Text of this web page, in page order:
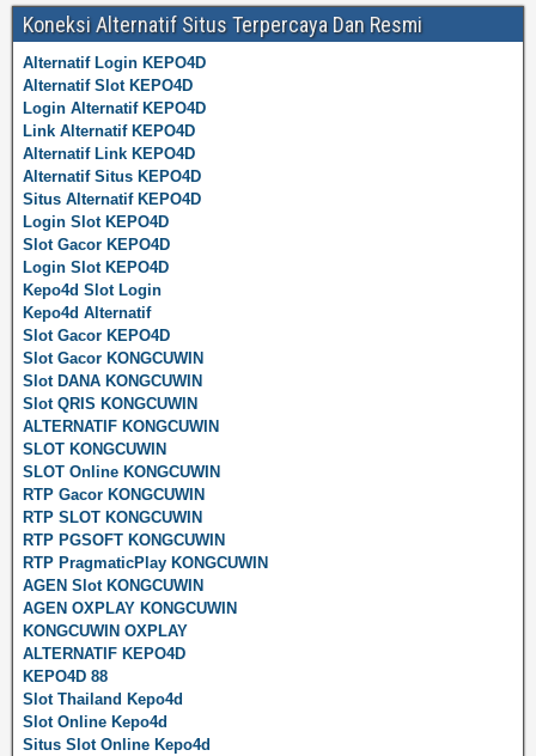
Koneksi Alternatif Situs Terpercaya Dan Resmi
Alternatif Login KEPO4D
Alternatif Slot KEPO4D
Login Alternatif KEPO4D
Link Alternatif KEPO4D
Alternatif Link KEPO4D
Alternatif Situs KEPO4D
Situs Alternatif KEPO4D
Login Slot KEPO4D
Slot Gacor KEPO4D
Login Slot KEPO4D
Kepo4d Slot Login
Kepo4d Alternatif
Slot Gacor KEPO4D
Slot Gacor KONGCUWIN
Slot DANA KONGCUWIN
Slot QRIS KONGCUWIN
ALTERNATIF KONGCUWIN
SLOT KONGCUWIN
SLOT Online KONGCUWIN
RTP Gacor KONGCUWIN
RTP SLOT KONGCUWIN
RTP PGSOFT KONGCUWIN
RTP PragmaticPlay KONGCUWIN
AGEN Slot KONGCUWIN
AGEN OXPLAY KONGCUWIN
KONGCUWIN OXPLAY
ALTERNATIF KEPO4D
KEPO4D 88
Slot Thailand Kepo4d
Slot Online Kepo4d
Situs Slot Online Kepo4d